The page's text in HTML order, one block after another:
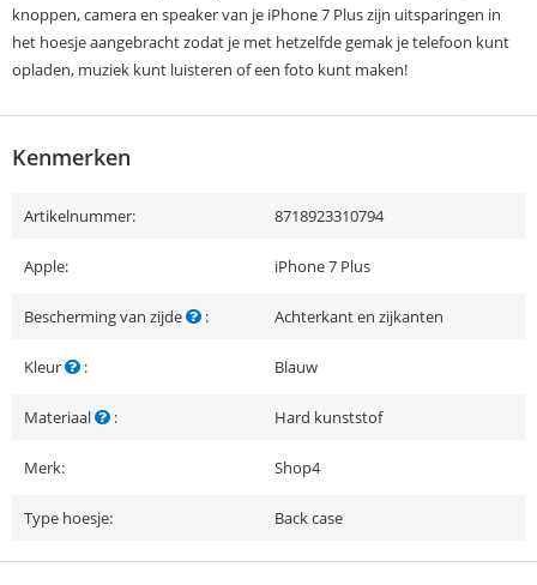
knoppen, camera en speaker van je iPhone 7 Plus zijn uitsparingen in
het hoesje aangebracht zodat je met hetzelfde gemak je telefoon kunt
opladen, muziek kunt luisteren of een foto kunt maken!
Kenmerken
Artikelnummer: 8718923310794
Apple: iPhone 7 Plus
Bescherming van zijde : Achterkant en zijkanten
Kleur : Blauw
Materiaal : Hard kunststof
Merk: Shop4
Type hoesje: Back case